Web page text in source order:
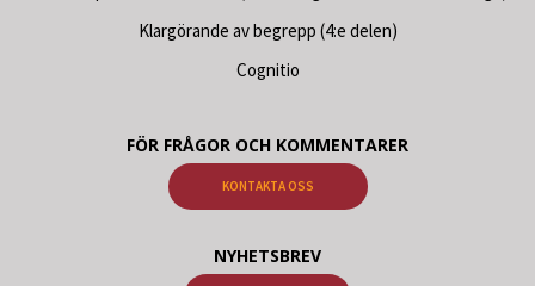
Klargörande av begrepp (4:e delen)
Cognitio
FÖR FRÅGOR OCH KOMMENTARER
KONTAKTA OSS
NYHETSBREV